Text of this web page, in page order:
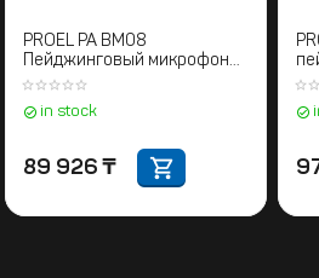
PROEL PA BM08
Пейджинговый микрофон
для трансляционных
in stock
89 926 ₸